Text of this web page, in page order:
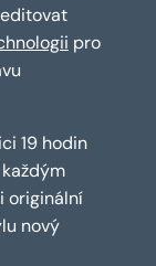
pro
19 hodin
originální
nový